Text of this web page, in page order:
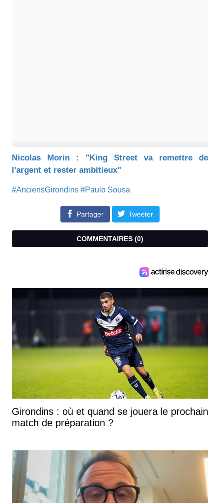
Nicolas Morin : "King Street va remettre de
l'argent et rester ambitieux"
#AnciensGirondins #Paulo Sousa
Partager Tweeter
COMMENTAIRES (0)
Girondins : où et quand se jouera le prochain
match de préparation ?